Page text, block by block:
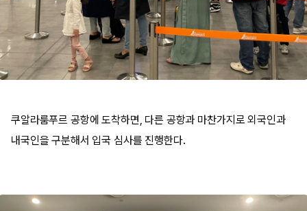
쿠알라룸푸르 공항에 도착하면, 다른 공항과 마찬가지로 외국인과
내국인을 구분해서 입국 심사를 진행한다.